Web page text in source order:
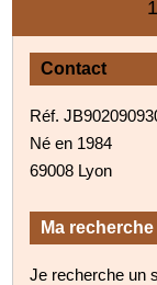
Contact
Réf.
Né en 1984
69008 Lyon
Ma recherche
Je recherche un